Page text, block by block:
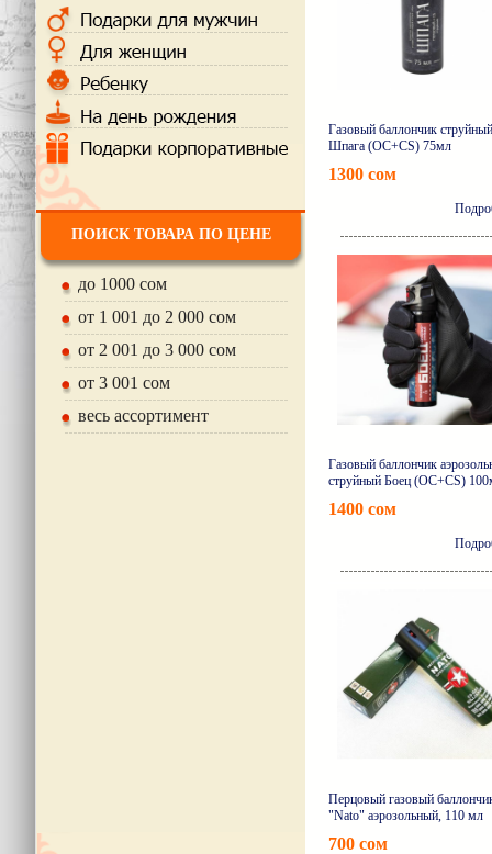
ПОИСК ТОВАРА ПО ЦЕНЕ
до 1000 сом
от 1 001 до 2 000 сом
от 2 001 до 3 000 сом
от 3 001 сом
весь ассортимент
Газовый баллончик струйный
Шпага (OC+CS) 75мл
1300 сом
Газовый баллончик
струйный Боец (OC+CS)
1400 сом
Перцовый газовый
"Nato" аэрозольный, 110 мл
700 сом